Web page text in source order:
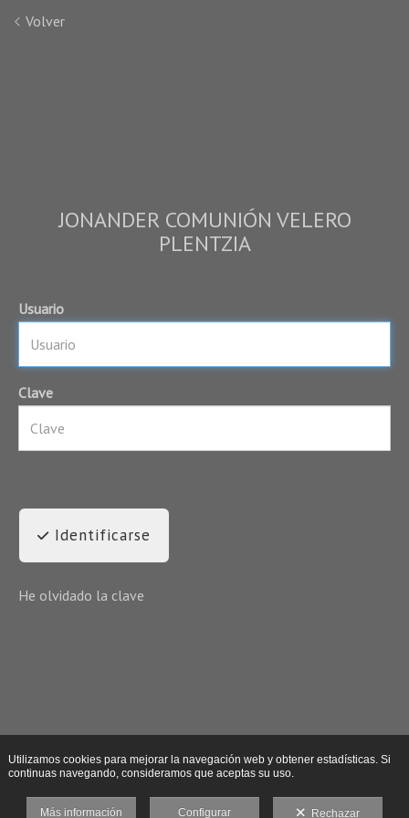
Volver
JONANDER COMUNIÓN VELERO
PLENTZIA
Usuario
Clave
Identificarse
He olvidado la clave
Utilizamos cookies para mejorar la navegación web y obtener estadísticas. Si
continuas navegando, consideramos que aceptas su uso.
Más información Configurar Rechazar